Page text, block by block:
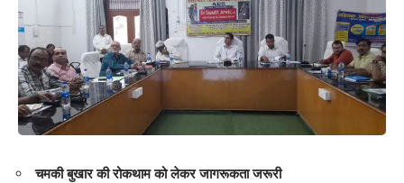
चमकी बुखार की रोकथाम को लेकर जागरूकता जरूरी